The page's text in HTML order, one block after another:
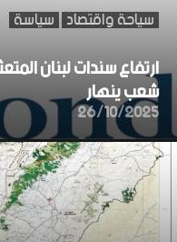
سياحة واقتصاد سياسة
ارتفاع سندات لبنان
شعب ينهار
26/10/2025